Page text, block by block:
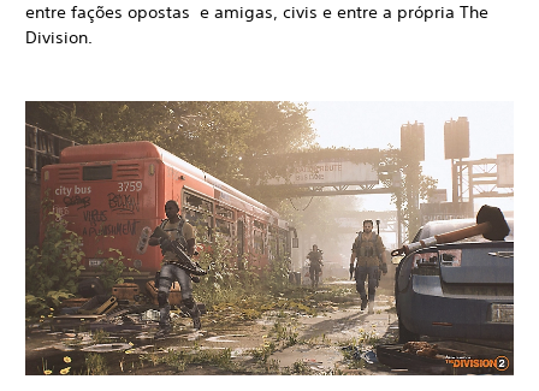
entre fações opostas e amigas, civis e entre a própria The
Division.